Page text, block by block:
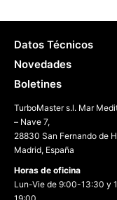
Datos Técnicos
Novedades
Boletines
TurboMaster s.l. Mar
– Nave 7,
28830 San Fernando de
Madrid, España
Horas de oficina
Lun-Vie de 9:00-13:30 y